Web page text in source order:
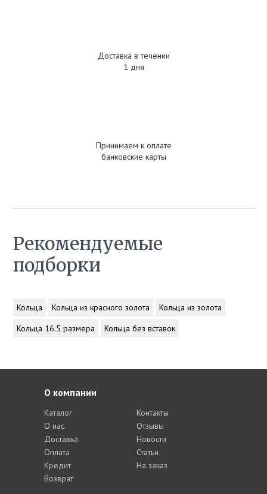
Доставка в течении
1 дня
Принимаем к оплате
банковские карты
Рекомендуемые
подборки
Кольца Кольца из красного золота
Кольца из золота
Кольца 16.5 размера
Кольца без вставок
О компании
Каталог
О нас
Доставка
Оплата
Кредит
Возврат
Контакты
Отзывы
Новости
Статьи
На заказ